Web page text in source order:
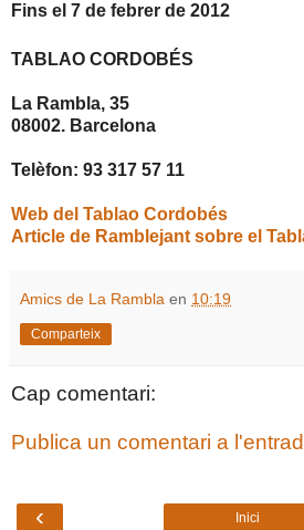
Fins el 7 de febrer de 2012
TABLAO CORDOBÉS
La Rambla, 35
08002. Barcelona
Telèfon: 93 317 57 11
Web del Tablao Cordobés
Article de Ramblejant sobre el
Amics de La Rambla en 10:19
Comparteix
Cap comentari:
Publica un comentari a
‹ Inici